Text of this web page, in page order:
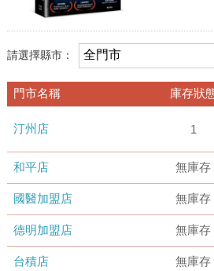
請選擇縣市：
門市名稱 庫存狀
汀州店 1
和平店 無庫存
國醫加盟店 無庫存
德明加盟店 無庫存
台積店 無庫存